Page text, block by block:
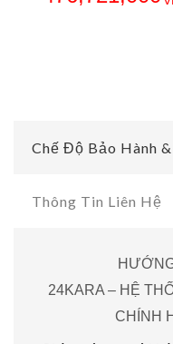
Chế Độ Bảo Hành
Thông Tin Liên Hệ
24KARA – HỆ
CHÍNH